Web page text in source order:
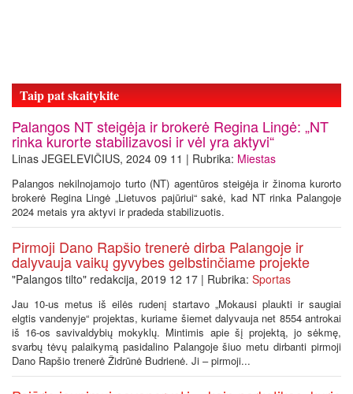
Taip pat skaitykite
Palangos NT steigėja ir brokerė Regina Lingė: „NT
rinka kurorte stabilizavosi ir vėl yra aktyvi“
Linas JEGELEVIČIUS, 2024 09 11 | Rubrika: Miestas
Palangos nekilnojamojo turto (NT) agentūros steigėja ir žinoma kurorto
brokerė Regina Lingė „Lietuvos pajūriui“ sakė, kad NT rinka Palangoje
2024 metais yra aktyvi ir pradeda stabilizuotis.
Pirmoji Dano Rapšio trenerė dirba Palangoje ir
dalyvauja vaikų gyvybes gelbstinčiame projekte
"Palangos tilto" redakcija, 2019 12 17 | Rubrika: Sportas
Jau 10-us metus iš eilės rudenį startavo „Mokausi plaukti ir saugiai
elgtis vandenyje“ projektas, kuriame šiemet dalyvauja net 8554 antrokai
iš 16-os savivaldybių mokyklų. Mintimis apie šį projektą, jo sėkmę,
svarbų tėvų palaikymą pasidalino Palangoje šiuo metu dirbanti pirmoji
Dano Rapšio trenerė Židrūnė Budrienė. Ji – pirmoji...